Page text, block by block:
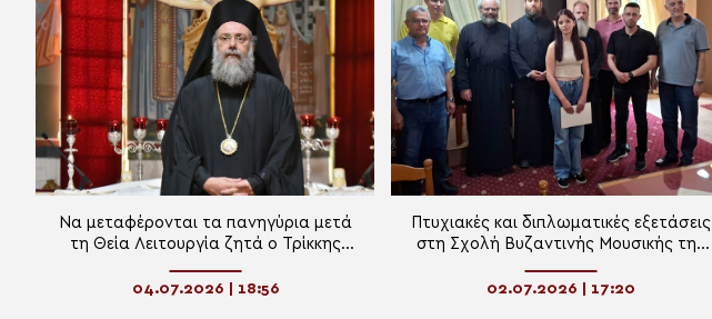
Να μεταφέρονται τα πανηγύρια μετά
τη Θεία Λειτουργία ζητά ο Τρίκκης
04.07.2026 | 18:56
Πτυχιακές και διπλωματικές εξετάσεις
στη Σχολή Βυζαντινής Μουσικής της
02.07.2026 | 17:20